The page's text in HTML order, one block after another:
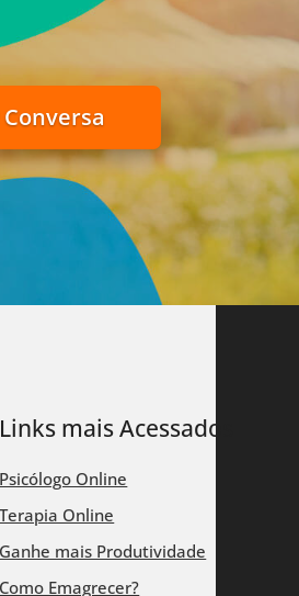
Conversa
Links mais Acessados
Psicólogo Online
Terapia Online
Ganhe mais Produtividade
Como Emagrecer?